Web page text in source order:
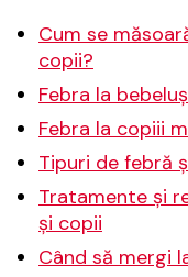
Cum se
copii?
Febra la
Febra la copiii
Tipuri de febră
Tratamente și
și copii
Când să mergi